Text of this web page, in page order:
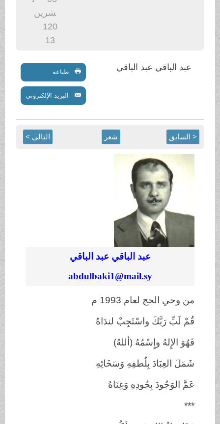
شرين
120
عبد الباقي عبد الباقي طباعة
البريد الإلكتروني
< السابق شعر التالي >
عبد الباقي عبد الباقي
abdulbaki1@mail.sy
من وحي الحج لعام 1993 م
قُمْ لَبِّ رَبَّكَ واسْتَجِبْ لندَاهُ
فَهُوَ الإِلهُ وإِسْمُهُ (أللهُ)
شَمَلَ العِبَادَ بِلُطفِهِ وَسَخَائِهِ
عَمَّ الوَجُودَ بِجُودِهِ وَغِنَاهُ
***